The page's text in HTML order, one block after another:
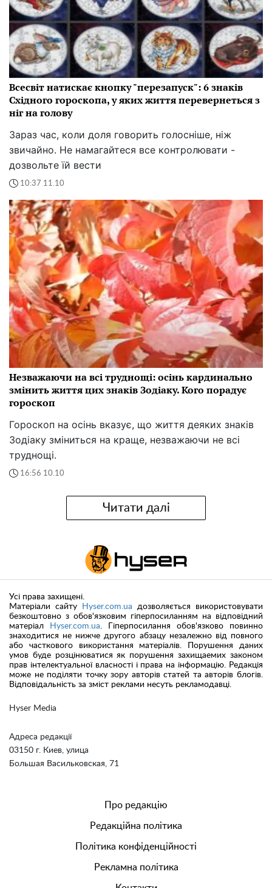
Всесвіт натискає кнопку "перезапуск": 6 знаків
Східного гороскопа, у яких життя перевернеться з
ніг на голову
Зараз час, коли доля говорить голосніше, ніж
звичайно. Не намагайтеся все контролювати -
дозвольте їй вести
10:37 11.10
Незважаючи на всі труднощі: осінь кардинально
змінить життя цих знаків Зодіаку. Кого порадує
гороскоп
Гороскоп на осінь вказує, що життя деяких знаків
Зодіаку зміниться на краще, незважаючи не всі
труднощі.
16:56 10.10
Читати далі
Hyser Media
Адреса редакції
03150 г. Киев, улица
Большая Васильковская, 71
Усі права захищені.
Матеріали сайту
Hyser.com.ua дозволяється використовувати
безкоштовно з обов'язковим гіперпосиланням на відповідний
матеріал
Hyser.com.ua. Гіперпосилання обов'язково повинно
знаходитися не нижче другого абзацу незалежно від повного
або часткового використання матеріалів. Порушення даних
умов буде розцінюватися як порушення захищаемих законом
прав інтелектуальної власності і права на інформацію. Редакція
може не поділяти точку зору авторів статей та авторів блогів.
Відповідальність за зміст реклами несуть рекламодавці.
Про редакцію
Редакційна політика
Політика конфіденційності
Рекламна політика